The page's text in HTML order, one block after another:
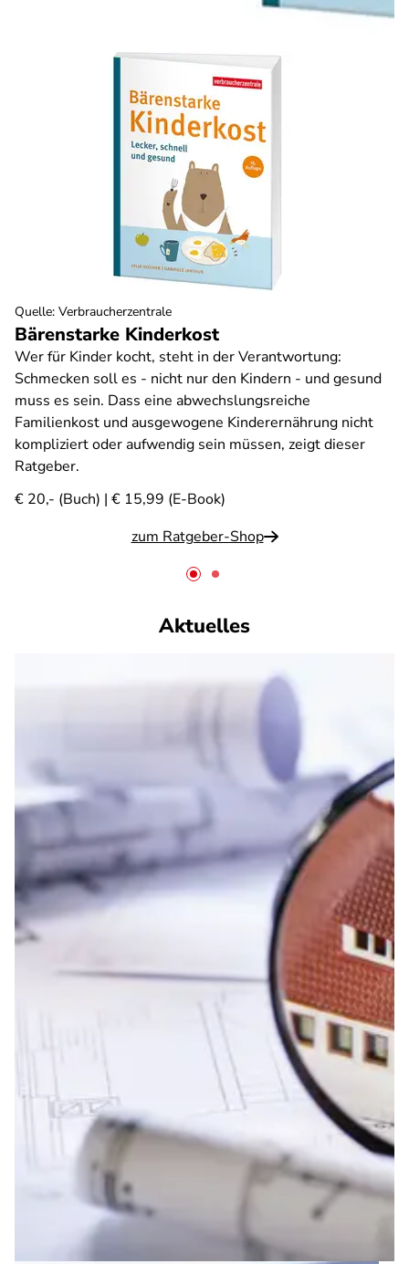
Bärenstarke Kinderkost
Wer für Kinder kocht, steht in der Verantwortung:
Schmecken soll es - nicht nur den Kindern - und gesund
muss es sein. Dass eine abwechslungsreiche
Familienkost und ausgewogene Kinderernährung nicht
kompliziert oder aufwendig sein müssen, zeigt dieser
Ratgeber.
€ 20,- (Buch) | € 15,99 (E-Book)
zum Ratgeber-Shop
Quelle: Verbraucherzentrale
Aktuelles